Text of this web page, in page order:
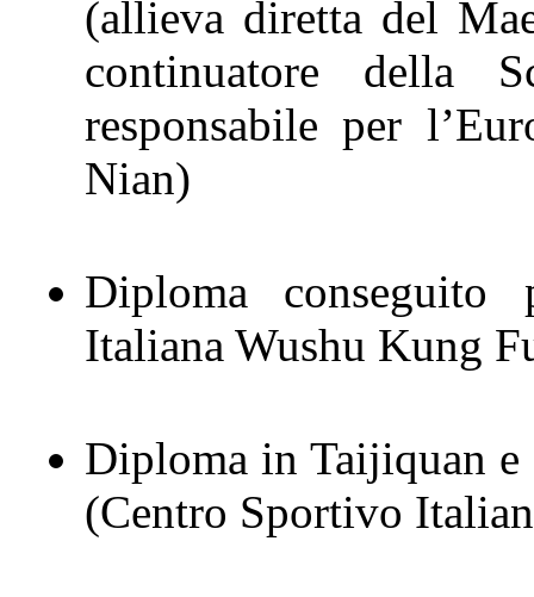
(allieva diretta del
continuatore della
responsabile per
Nian)
Diploma conseguito
Italiana Wushu Kung
Diploma in Taijiquan
(Centro Sportivo